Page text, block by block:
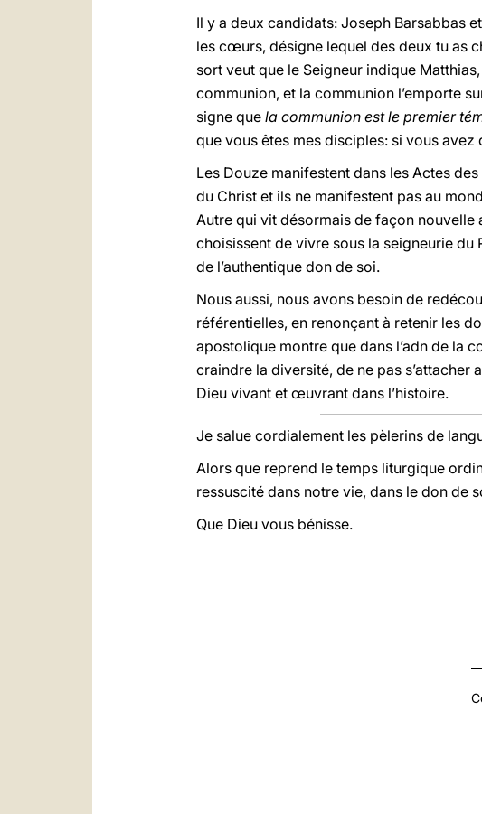
Il y a deux candidats: Joseph Barsabbas
les cœurs, désigne lequel des deux tu as
sort veut que le Seigneur indique
communion, et la communion l’emporte
signe que la communion est le premier
que vous êtes mes disciples: si vous avez
Les Douze manifestent dans les Actes
du Christ et ils ne manifestent pas au
Autre qui vit désormais de façon nouvelle
choisissent de vivre sous la seigneurie du
de l’authentique don de soi.
Nous aussi, nous avons besoin de
référentielles, en renonçant à retenir les
apostolique montre que dans l’adn de la
craindre la diversité, de ne pas s’attacher
Dieu vivant et œuvrant dans l’histoire.
Je salue cordialement les pèlerins de
Alors que reprend le temps liturgique
ressuscité dans notre vie, dans le don de
Que Dieu vous bénisse.